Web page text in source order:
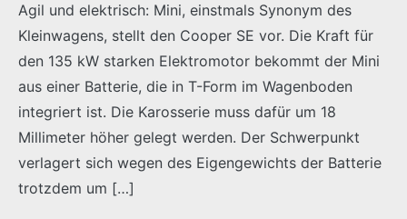
Agil und elektrisch: Mini, einstmals Synonym des
Kleinwagens, stellt den Cooper SE vor. Die Kraft für
den 135 kW starken Elektromotor bekommt der Mini
aus einer Batterie, die in T-Form im Wagenboden
integriert ist. Die Karosserie muss dafür um 18
Millimeter höher gelegt werden. Der Schwerpunkt
verlagert sich wegen des Eigengewichts der Batterie
trotzdem um […]